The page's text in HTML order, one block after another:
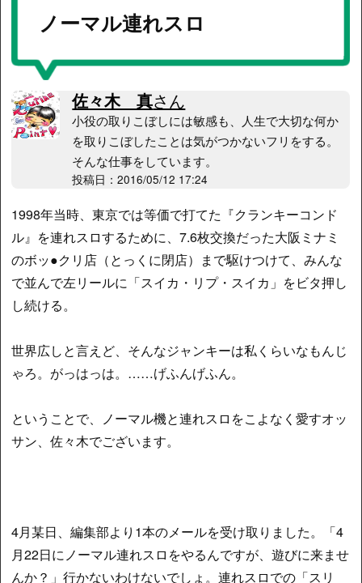
ノーマル連れスロ
佐々木 真さん
小役の取りこぼしには敏感も、人生で大切な何か
を取りこぼしたことは気がつかないフリをする。
そんな仕事をしています。
投稿日：2016/05/12 17:24
1998年当時、東京では等価で打てた『クランキーコンド
ル』を連れスロするために、7.6枚交換だった大阪ミナミ
のボッ●クリ店（とっくに閉店）まで駆けつけて、みんな
で並んで左リールに「スイカ・リプ・スイカ」をビタ押し
し続ける。
世界広しと言えど、そんなジャンキーは私くらいなもんじ
ゃろ。がっはっは。……げふんげふん。
ということで、ノーマル機と連れスロをこよなく愛すオッ
サン、佐々木でございます。
4月某日、編集部より1本のメールを受け取りました。「4
月22日にノーマル連れスロをやるんですが、遊びに来ませ
んか？」行かないわけないでしょ。連れスロでの「スリ